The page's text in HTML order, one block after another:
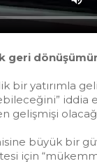
geri
bir yatırımla
iddia
büyük bir
için